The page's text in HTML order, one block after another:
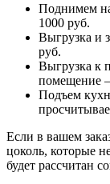
Поднимем
1000 руб.
Выгрузка и
руб.
Выгрузка к
помещение
Подъем
Если в вашем
цоколь, которые
будет рассчитан